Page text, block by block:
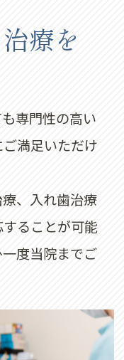
療を
専門性の高い
満足いただけ
、入れ歯治療
ることが可能
度当院までご